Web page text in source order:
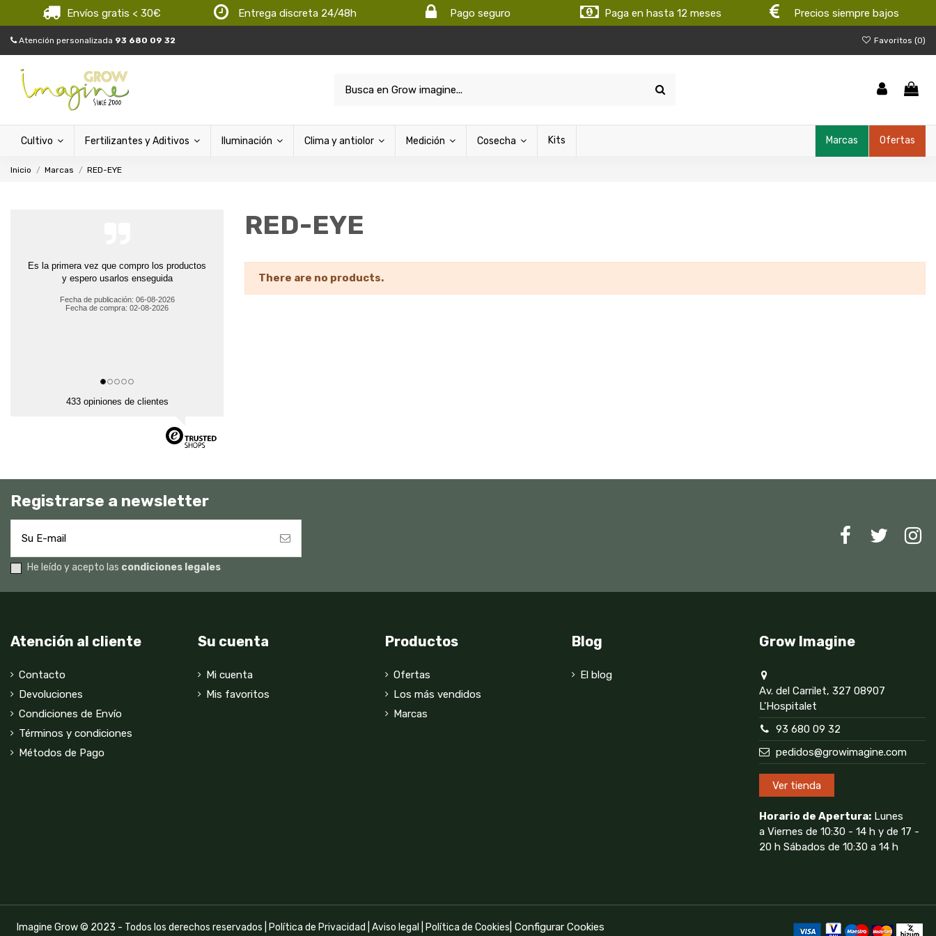
Envíos gratis < 30€ Entrega discreta 24/48h Pago seguro Paga en hasta 12 meses Precios siempre bajos
Atención personalizada 93 680 09 32 Favoritos (0)
Cultivo Fertilizantes y Aditivos Iluminación Clima y antiolor Medición Cosecha Kits Ofertas
Marcas
Inicio Marcas RED-EYE
RED-EYE
There are no products.
Es la primera vez que compro los productos
y espero usarlos enseguida
Fecha de publicación: 06-08-2026
Fecha de compra: 02-08-2026
433 opiniones de clientes
Registrarse a newsletter
He leído y acepto las condiciones legales
Atención al cliente
Contacto
Devoluciones
Condiciones de Envío
Términos y condiciones
Métodos de Pago
Su cuenta
Mi cuenta
Mis favoritos
Productos
Ofertas
Los más vendidos
Marcas
Blog
El blog
Grow Imagine
Av. del Carrilet, 327 08907
L'Hospitalet
93 680 09 32
pedidos@growimagine.com
Ver tienda
Horario de Apertura: Lunes
a Viernes de 10:30 - 14 h y de 17 -
20 h Sábados de 10:30 a 14 h
Imagine Grow © 2023 - Todos los derechos reservados | Política de Privacidad Aviso legal Política de Cookies Configurar Cookies